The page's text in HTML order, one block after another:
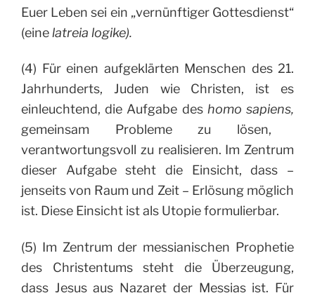
Euer Leben sei ein „vernünftiger Gottesdienst“
(eine latreia logike).
(4) Für einen aufgeklärten Menschen des 21.
Jahrhunderts, Juden wie Christen, ist es
einleuchtend, die Aufgabe des homo sapiens,
gemeinsam Probleme zu lösen,
verantwortungsvoll zu realisieren. Im Zentrum
dieser Aufgabe steht die Einsicht, dass –
jenseits von Raum und Zeit – Erlösung möglich
ist. Diese Einsicht ist als Utopie formulierbar.
(5) Im Zentrum der messianischen Prophetie
des Christentums steht die Überzeugung,
dass Jesus aus Nazaret der Messias ist. Für